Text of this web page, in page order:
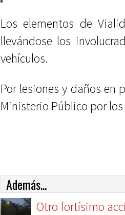
Los elementos de
llevándose los
vehículos.
Por lesiones y daños en
Ministerio Público por
Además...
Otro fortísimo